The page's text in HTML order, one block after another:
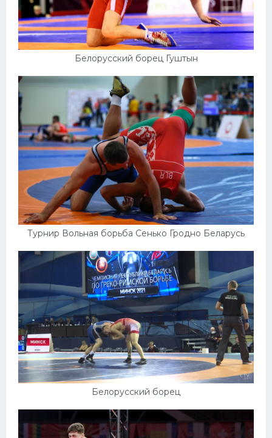
Белорусский борец Гуштын
Турнир Вольная борьба Сенько Гродно Беларусь
Белорусский борец